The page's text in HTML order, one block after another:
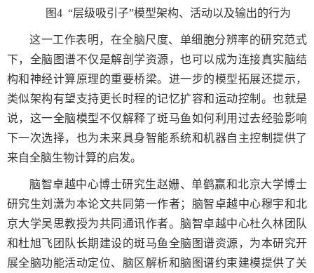
图4 “层级吸引子”模型架构、活动以及输出的行为
这一工作表明，在全脑尺度、单细胞分辨率的研究范式
下，全脑图谱不仅是解剖学资源，也可以成为连接真实脑结
构和神经计算原理的重要桥梁。进一步的模型拓展还提示，
类似架构有望支持更长时程的记忆扩容和运动控制。也就是
说，这一全脑模型不仅解释了斑马鱼如何利用过去经验影响
下一次选择，也为未来具身智能系统和机器自主控制提供了
来自全脑生物计算的启发。
脑智卓越中心博士研究生赵姗、单鹤赢和北京大学博士
研究生刘潇为本论文共同第一作者；脑智卓越中心穆宇和北
京大学吴思教授为共同通讯作者。脑智卓越中心杜久林团队
和杜旭飞团队长期建设的斑马鱼全脑图谱资源，为本研究开
展全脑功能活动定位、脑区解析和脑图谱约束建模提供了关